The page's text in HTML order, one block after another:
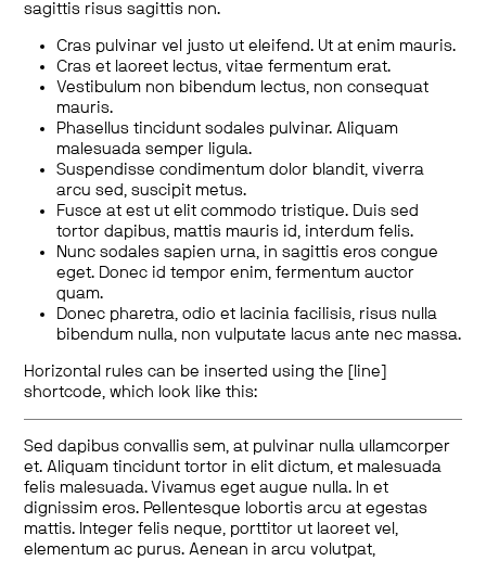
sagittis risus sagittis non.
Cras pulvinar vel justo ut eleifend. Ut at enim mauris.
Cras et laoreet lectus, vitae fermentum erat.
Vestibulum non bibendum lectus, non consequat
mauris.
Phasellus tincidunt sodales pulvinar. Aliquam
malesuada semper ligula.
Suspendisse condimentum dolor blandit, viverra
arcu sed, suscipit metus.
Fusce at est ut elit commodo tristique. Duis sed
tortor dapibus, mattis mauris id, interdum felis.
Nunc sodales sapien urna, in sagittis eros congue
eget. Donec id tempor enim, fermentum auctor
quam.
Donec pharetra, odio et lacinia facilisis, risus nulla
bibendum nulla, non vulputate lacus ante nec massa.
Horizontal rules can be inserted using the [line]
shortcode, which look like this:
Sed dapibus convallis sem, at pulvinar nulla ullamcorper
et. Aliquam tincidunt tortor in elit dictum, et malesuada
felis malesuada. Vivamus eget augue nulla. In et
dignissim eros. Pellentesque lobortis arcu at egestas
mattis. Integer felis neque, porttitor ut laoreet vel,
elementum ac purus. Aenean in arcu volutpat,